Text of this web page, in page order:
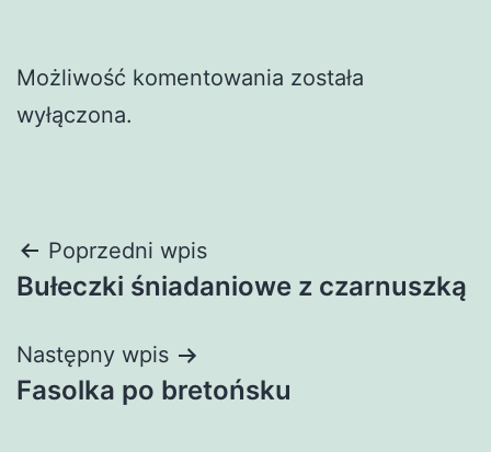
Możliwość komentowania została
wyłączona.
Nawigacja
wpisu
Poprzedni wpis
Bułeczki śniadaniowe z czarnuszką
Następny wpis
Fasolka po bretońsku